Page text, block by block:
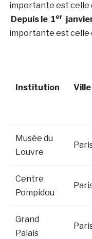
importante est celle
Depuis le 1er
importante est celle
Institution Ville
Musée du
Louvre
Centre
Pompidou
Grand
Palais